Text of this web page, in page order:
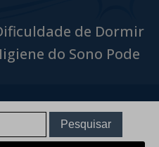
de Dormir
do Sono Pode